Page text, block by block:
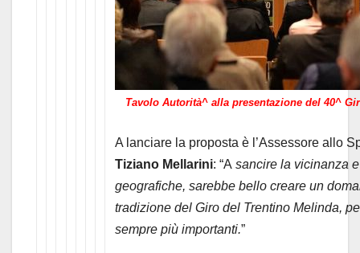
Tavolo Autorità^ alla presentazione del 40^
A lanciare la proposta è l’Assessore allo
Tiziano Mellarini: “A sancire la vicinanza
geografiche, sarebbe bello creare un
tradizione del Giro del Trentino Melinda,
sempre più importanti.”